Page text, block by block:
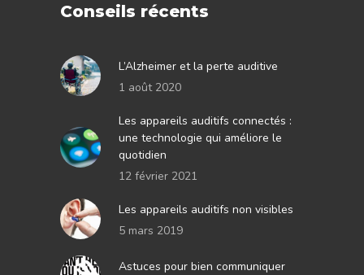
Conseils récents
L’Alzheimer et la perte auditive
1 août 2020
Les appareils auditifs connectés :
une technologie qui améliore le
quotidien
12 février 2021
Les appareils auditifs non visibles
5 mars 2019
Astuces pour bien communiquer